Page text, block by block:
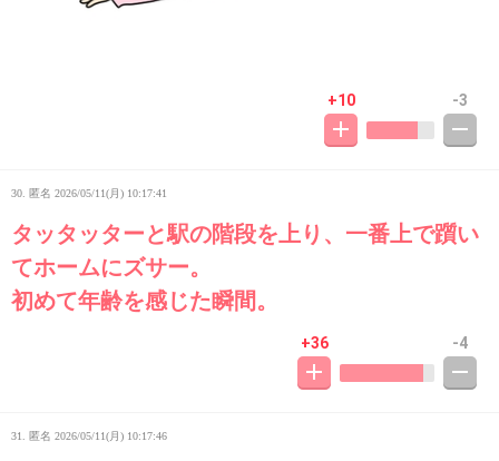
+10 -3
30. 匿名 2026/05/11(月) 10:17:41
タッタッターと駅の階段を上り、一番上で躓い
てホームにズサー。
初めて年齢を感じた瞬間。
+36 -4
31. 匿名 2026/05/11(月) 10:17:46